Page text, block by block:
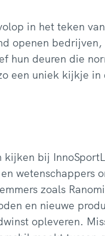
in het teken
openen
hun deuren die
een uniek kijkje in
kijken bij
wetenschappers
zoals
en nieuwe
opleveren.